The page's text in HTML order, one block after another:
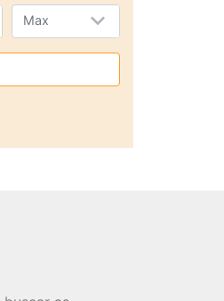
Max